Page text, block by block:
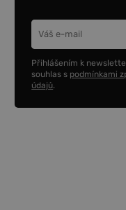
Přihlášením k
souhlas s podmínkami
údajů.